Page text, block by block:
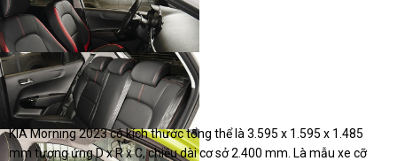
KIA Morning 2023 có kích thước tổng thể là 3.595 x 1.595 x 1.485
mm tương ứng D x R x C, chiều dài cơ sở 2.400 mm. Là mẫu xe cỡ